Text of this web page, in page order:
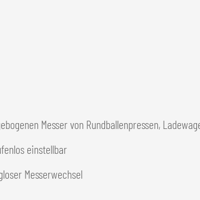
Messer von Rundballenpressen,
einstellbar
Messerwechsel